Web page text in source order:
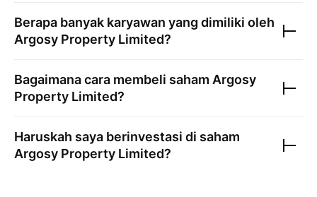
Berapa banyak karyawan yang dimiliki oleh
Argosy Property Limited?
Bagaimana cara membeli saham Argosy
Property Limited?
Haruskah saya berinvestasi di saham
Argosy Property Limited?